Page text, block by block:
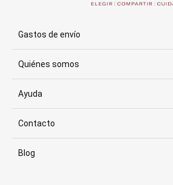
Gastos de envío
Quiénes somos
Ayuda
Contacto
Blog